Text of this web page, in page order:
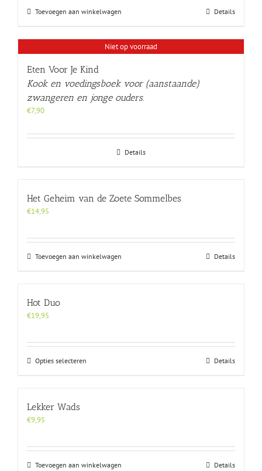
Toevoegen aan winkelwagen Details
Niet op voorraad
Eten Voor Je Kind
Kook en voedingsboek voor (aanstaande)
zwangeren en jonge ouders.
€7,90
Details
Het Geheim van de Zoete Sommelbes
€14,95
Toevoegen aan winkelwagen Details
Hot Duo
€19,95
Opties selecteren
gekozen
worden
Details
Lekker Wads
€9,95
Toevoegen aan winkelwagen Details